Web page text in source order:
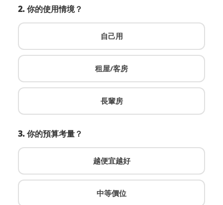
2. 你的使用情境？
自己用
租屋/客房
長輩房
3. 你的預算考量？
越便宜越好
中等價位